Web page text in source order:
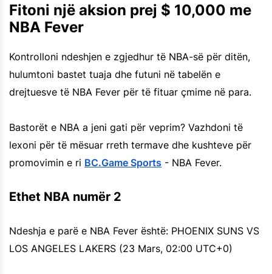
Fitoni një aksion prej $ 10,000 me
NBA Fever
Kontrolloni ndeshjen e zgjedhur të NBA-së për ditën,
hulumtoni bastet tuaja dhe futuni në tabelën e
drejtuesve të NBA Fever për të fituar çmime në para.
Bastorët e NBA a jeni gati për veprim? Vazhdoni të
lexoni për të mësuar rreth termave dhe kushteve për
promovimin e ri BC.Game Sports - NBA Fever.
Ethet NBA numër 2
Ndeshja e parë e NBA Fever është: PHOENIX SUNS VS
LOS ANGELES LAKERS (23 Mars, 02:00 UTC+0)